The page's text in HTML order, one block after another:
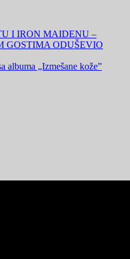
I IRON MAIDENU –
GOSTIMA ODUŠEVIO
albuma „Izmešane kože”